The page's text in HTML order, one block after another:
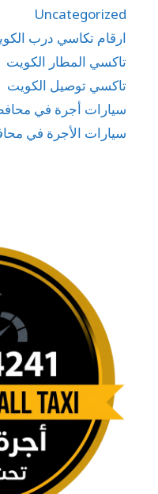
Uncategorized
ارقام تكاسي درب
تاكسي المطار الكويت
تاكسي توصيل الكويت
سيارات أجرة في
سيارات الأجرة في